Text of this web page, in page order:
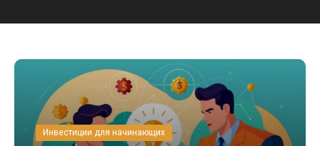
Инвестиции для начинающих